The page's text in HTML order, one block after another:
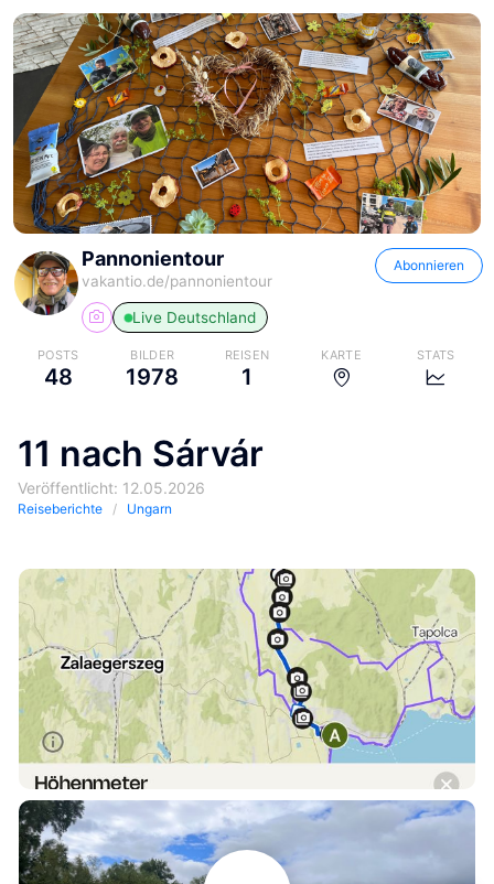
Pannonientour
vakantio.de/pannonientour
Abonnieren
Live Deutschland
POSTS
48
BILDER
1978
REISEN
1
KARTE STATS
11 nach Sárvár
Veröffentlicht: 12.05.2026
Reiseberichte Ungarn